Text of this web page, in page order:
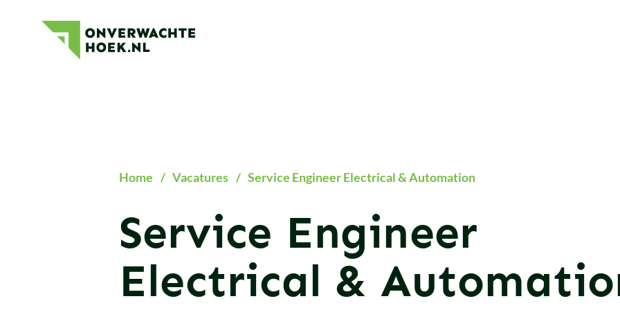
Onverwachte
Hoek
Home / Vacatures / Service Engineer Electrical & Automation
Service Engineer
Electrical &